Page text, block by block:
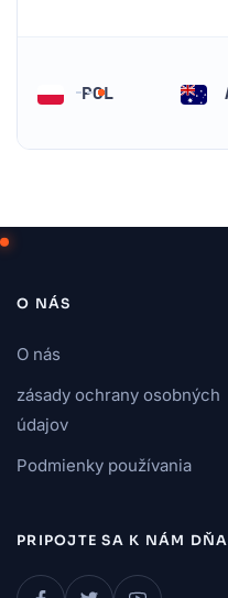
POL
O NÁS
O nás
zásady ochrany osobných
údajov
Podmienky používania
PRIPOJTE SA K NÁM DŇA